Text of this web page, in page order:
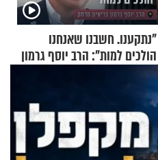
"נתקענו. חשבנו שאנחנו
הולכים למות": הרב יוסף גרמון
בריאיון מרתק